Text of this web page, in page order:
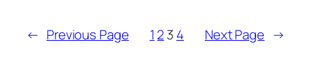
← Previous Page 1 23 4 Next Page →